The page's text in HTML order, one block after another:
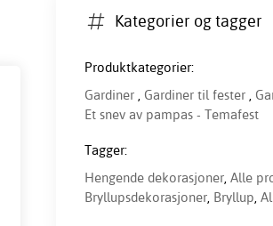
Kategorier og tagger
Produktkategorier:
Gardiner , Gardiner til fester ,
Et snev av pampas - Temafest
Tagger:
Hengende dekorasjoner, Alle
Bryllupsdekorasjoner, Bryllup,